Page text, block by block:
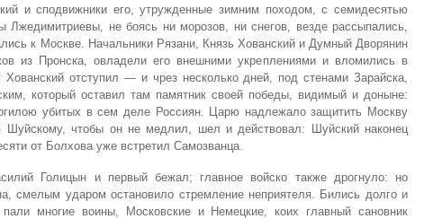
и сподвижники его, утружденные зимним походом, с семидесятью
Лжедимитриевы, не боясь ни морозов, ни снегов, везде рассыпались,
к Москве. Начальники Рязани, Князь Хованский и Думный Дворянин
из Пронска, овладели его внешними укреплениями и вломились в
отступил — и чрез несколько дней, под стенами Зарайска,
который оставил там памятник своей победы, видимый и доныне:
убитых в сем деле Россиян. Царю надлежало защитить Москву
чтобы он не медлил, шел и действовал: Шуйский наконец
от Болхова уже встретил Самозванца.
Голицын и первый бежал; главное войско также дрогнуло: но
смелым ударом остановило стремление неприятеля. Бились долго и
многие воины, Московские и Немецкие, коих главный сановник